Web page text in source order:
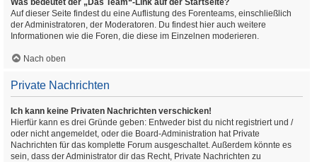
Was bedeutet der „Das Team“-Link auf der Startseite?
Auf dieser Seite findest du eine Auflistung des Forenteams, einschließlich
der Administratoren, der Moderatoren. Du findest hier auch weitere
Informationen wie die Foren, die diese im Einzelnen moderieren.
Nach oben
Private Nachrichten
Ich kann keine Privaten Nachrichten verschicken!
Hierfür kann es drei Gründe geben: Entweder bist du nicht registriert und /
oder nicht angemeldet, oder die Board-Administration hat Private
Nachrichten für das komplette Forum ausgeschaltet. Außerdem könnte es
sein, dass der Administrator dir das Recht, Private Nachrichten zu